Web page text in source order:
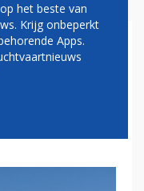
het beste van
Krijg onbeperkt
Apps.